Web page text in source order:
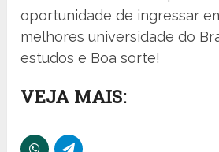
oportunidade de ingressar
melhores universidade do
estudos e Boa sorte!
VEJA MAIS: